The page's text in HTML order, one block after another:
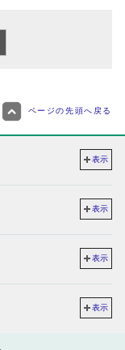
ページの先頭へ戻る
表示
表示
表示
表示